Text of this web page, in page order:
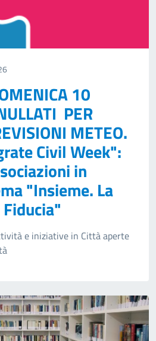
10
PER
METEO.
Civil Week":
in
"Insieme. La
e iniziative in Città aperte